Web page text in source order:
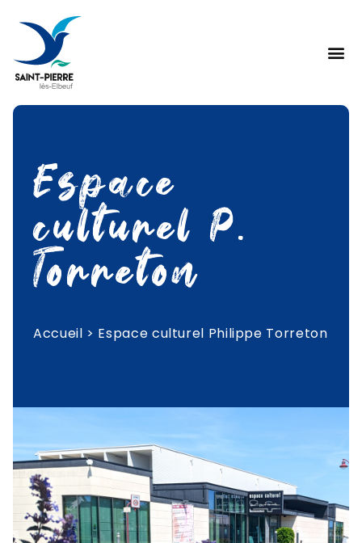
Espace
culturel P.
Torreton
Accueil > Espace culturel Philippe Torreton